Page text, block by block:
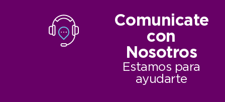
Comunicate
con
Nosotros
Estamos para
ayudarte